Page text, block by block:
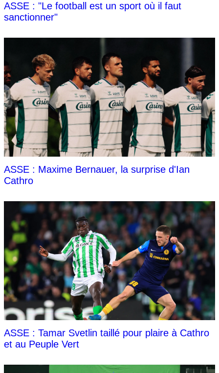
ASSE : "Le football est un sport où il faut
sanctionner"
ASSE : Maxime Bernauer, la surprise d'Ian
Cathro
ASSE : Tamar Svetlin taillé pour plaire à Cathro
et au Peuple Vert